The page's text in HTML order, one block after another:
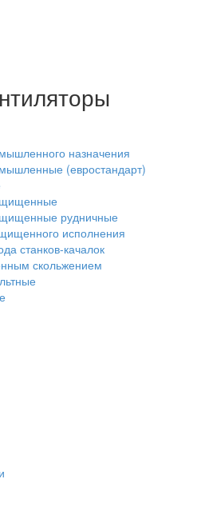
назначения
(евростандарт)
рудничные
исполнения
станков-качалок
скольжением